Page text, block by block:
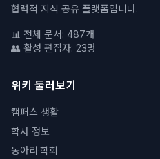
협력적 지식 공유 플랫폼입니다.
📊 전체 문서: 487개
👥 활성 편집자: 23명
위키 둘러보기
캠퍼스 생활
학사 정보
동아리·학회